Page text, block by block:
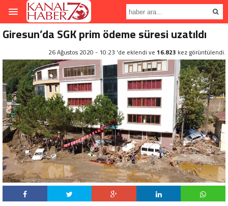
Giresun’da SGK prim ödeme süresi uzatıldı
26 Ağustos 2020 - 10:23 'de eklendi ve 16.823 kez görüntülendi.